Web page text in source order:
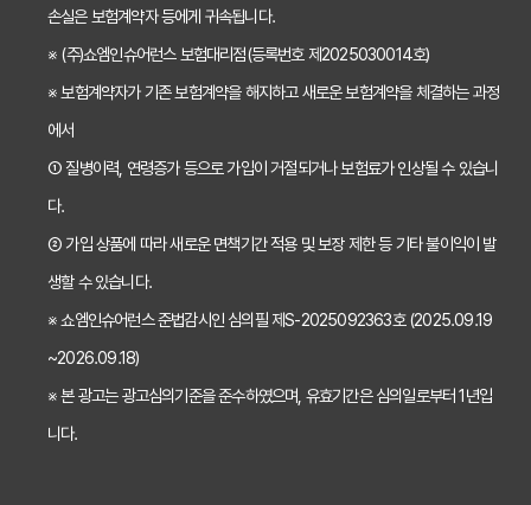
임플란트, 크라운 치료비 부담? 치아보험 비교사이트 활용법 및 보장꿀팁
2026년 치아보험, 가격 vs 보장! 비교 분석으로 나에게 딱 맞는 보험 찾기
치아보험 비교사이트 활용법: 숨겨진 보장까지 꼼꼼하게 찾는 꿀팁
치아보험 비교사이트 활용법: 숨은 꿀팁 대방출! 보험료 절약 노하우
손실은 보험계약자 등에게 귀속됩니다.
※ (주)쇼엠인슈어런스 보험대리점(등록번호 제2025030014호)
※ 보험계약자가 기존 보험계약을 해지하고 새로운 보험계약을 체결하는 과정
에서
① 질병이력, 연령증가 등으로 가입이 거절되거나 보험료가 인상될 수 있습니
다.
② 가입 상품에 따라 새로운 면책기간 적용 및 보장 제한 등 기타 불이익이 발
생할 수 있습니다.
※ 쇼엠인슈어런스 준법감시인 심의필 제S-2025092363호 (2025.09.19
~2026.09.18)
※ 본 광고는 광고심의기준을 준수하였으며, 유효기간은 심의일로부터 1년입
니다.